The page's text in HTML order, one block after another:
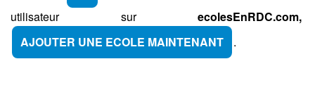
utilisateur sur ecolesEnRDC.com,
AJOUTER UNE ECOLE MAINTENANT
.